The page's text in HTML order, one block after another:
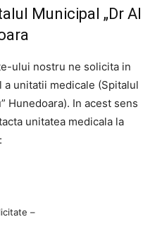
Municipal „Dr Al
ului nostru ne solicita in
a unitatii medicale (Spitalul
Hunedoara). In acest sens
unitatea medicala la
–